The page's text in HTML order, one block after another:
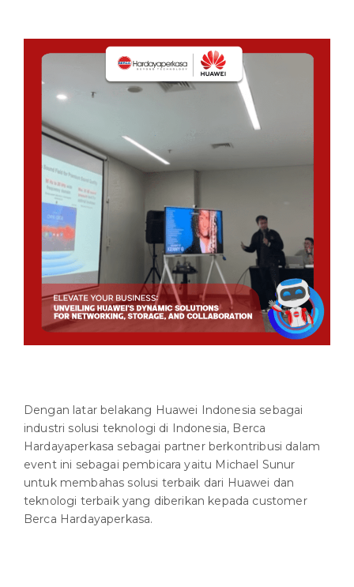
Dengan latar belakang Huawei Indonesia sebagai
industri solusi teknologi di Indonesia, Berca
Hardayaperkasa sebagai partner berkontribusi dalam
event ini sebagai pembicara yaitu Michael Sunur
untuk membahas solusi terbaik dari Huawei dan
teknologi terbaik yang diberikan kepada customer
Berca Hardayaperkasa.